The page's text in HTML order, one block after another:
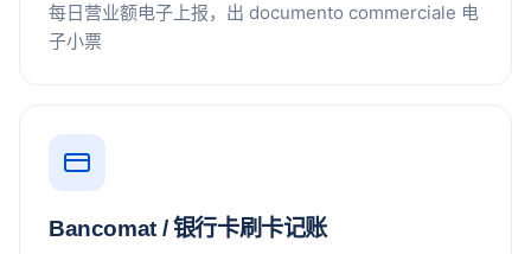
每日营业额电子上报，出 documento commerciale 电
子小票
Bancomat / 银行卡刷卡记账